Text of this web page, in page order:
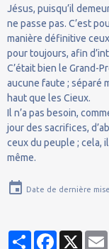
Jésus, puisqu’il
ne passe pas. C’est
manière définitive
pour toujours, afin
C’était bien le Grand-
aucune faute ; séparé
haut que les Cieux.
Il n’a pas besoin,
jour des sacrifices,
ceux du peuple ; cela,
même.
Date de dernière
PartagerFacebook
X